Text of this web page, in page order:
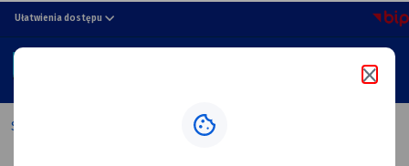
przejdź do nawigacji strony
przejdź do treści strony
przejdź do stopki strony
Raport
o
stanie
Miasta
Ułatwienia dostępu
MENU
Strona główna Raport o stanie Miasta Dęblin za 2025 rok